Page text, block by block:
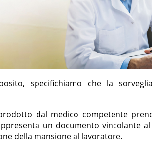
specifichiamo che la
dal medico competente
un documento vincolante
della mansione al lavoratore.